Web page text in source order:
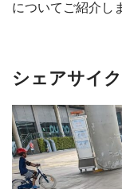
についてご紹介し
シェアサイ